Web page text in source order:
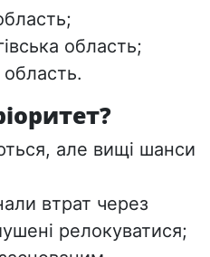
область;
але вищі шанси
втрат через
релокуватися;